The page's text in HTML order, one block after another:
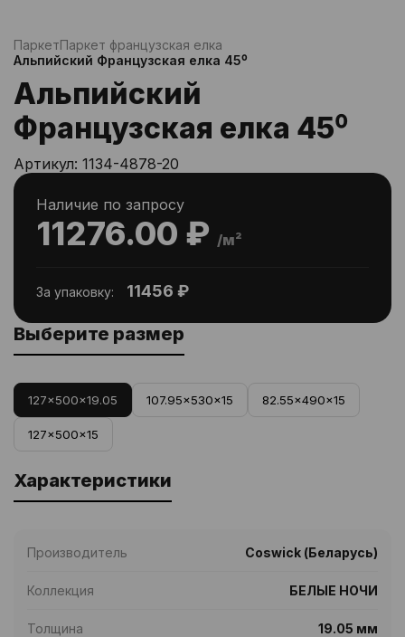
ПаркетПаркет французская елка
Альпийский Французская елка 45⁰
Альпийский
Французская елка 45⁰
Артикул: 1134-4878-20
11276.00 ₽ /м²
Наличие по запросу
За упаковку: 11456 ₽
Выберите размер
127x500x19.05 107.95x530x15 82.55x490x15
127x500x15
Характеристики
Производитель Coswick (Беларусь)
Коллекция БЕЛЫЕ НОЧИ
Толщина 19.05 мм